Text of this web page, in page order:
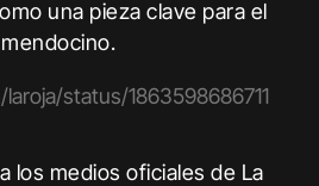
una pieza clave para el
status/1863598686711
los medios oficiales de La